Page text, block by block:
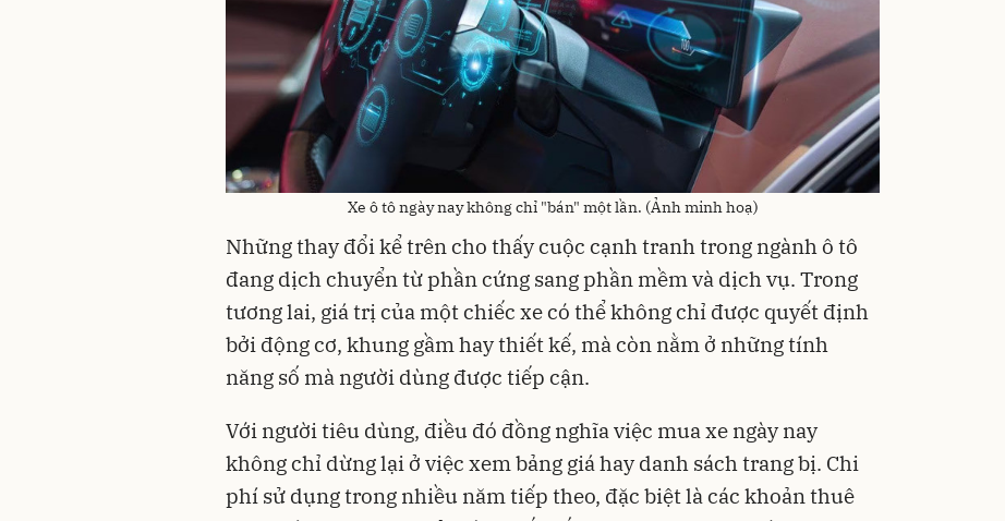
Xe ô tô ngày nay không chỉ "bán" một lần. (Ảnh minh hoạ)
Những thay đổi kể trên cho thấy cuộc cạnh tranh trong ngành ô tô
đang dịch chuyển từ phần cứng sang phần mềm và dịch vụ. Trong
tương lai, giá trị của một chiếc xe có thể không chỉ được quyết định
bởi động cơ, khung gầm hay thiết kế, mà còn nằm ở những tính
năng số mà người dùng được tiếp cận.
Với người tiêu dùng, điều đó đồng nghĩa việc mua xe ngày nay
không chỉ dừng lại ở việc xem bảng giá hay danh sách trang bị. Chi
phí sử dụng trong nhiều năm tiếp theo, đặc biệt là các khoản thuê